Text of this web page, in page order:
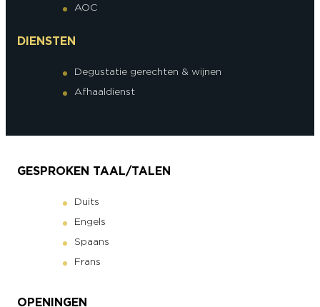
AOC
DIENSTEN
Degustatie gerechten & wijnen
Afhaaldienst
GESPROKEN TAAL/TALEN
Duits
Engels
Spaans
Frans
OPENINGEN